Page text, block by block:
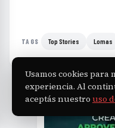
TAGS Top Stories Lomas
Usamos cookies para
experiencia. Al
aceptás nuestro uso